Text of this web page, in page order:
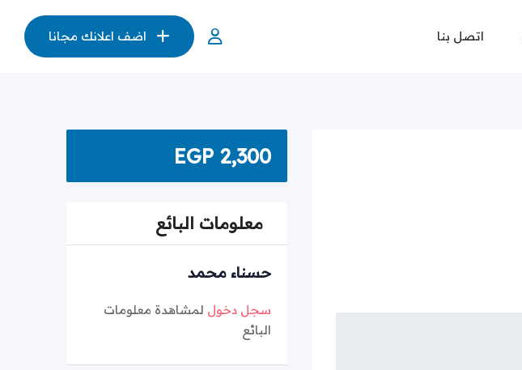
اتصل بنا اضف اعلانك مجانا
EGP2,300
معلومات البائع
حسناء محمد
سجل دخول لمشاهدة معلومات
البائع